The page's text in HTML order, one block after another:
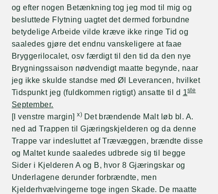
og efter nogen Betænkning tog jeg mod til mig og
besluttede Flytning uagtet det dermed forbundne
betydelige Arbeide vilde kræve ikke ringe Tid og
saaledes gjøre det endnu vanskeligere at faae
Bryggerilocalet, osv færdigt til den tid da den nye
Brygningssaison nødvendigt maatte begynde, naar
jeg ikke skulde standse med Øl Leverancen, hvilket
Tidspunkt jeg (fuldkommen rigtigt) ansatte til d 1ste
September.
[I venstre margin]x) Det brændende Malt løb bl. A.
ned ad Trappen til Gjæringskjelderen og da denne
Trappe var indesluttet af Trævæggen, brændte disse
og Maltet kunde saaledes udbrede sig til begge
Sider i Kjelderen A og B, hvor 8 Gjæringskar og
Underlagene derunder forbrændte, men
Kjelderhvælvingerne toge ingen Skade. De maatte